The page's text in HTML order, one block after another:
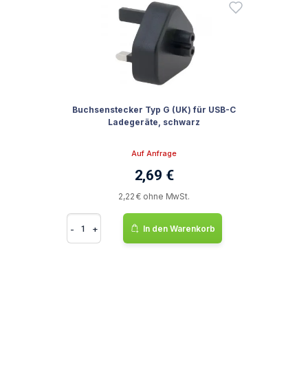
Buchsenstecker Typ G (UK) für USB-C
Ladegeräte, schwarz
Auf Anfrage
2,69 €
2,22 € ohne MwSt.
- + In den Warenkorb